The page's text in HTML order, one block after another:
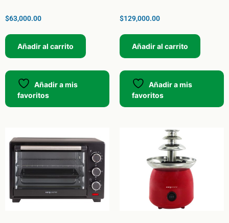
$63,000.00
Añadir al carrito
Añadir a mis
favoritos
$129,000.00
Añadir al carrito
Añadir a mis
favoritos